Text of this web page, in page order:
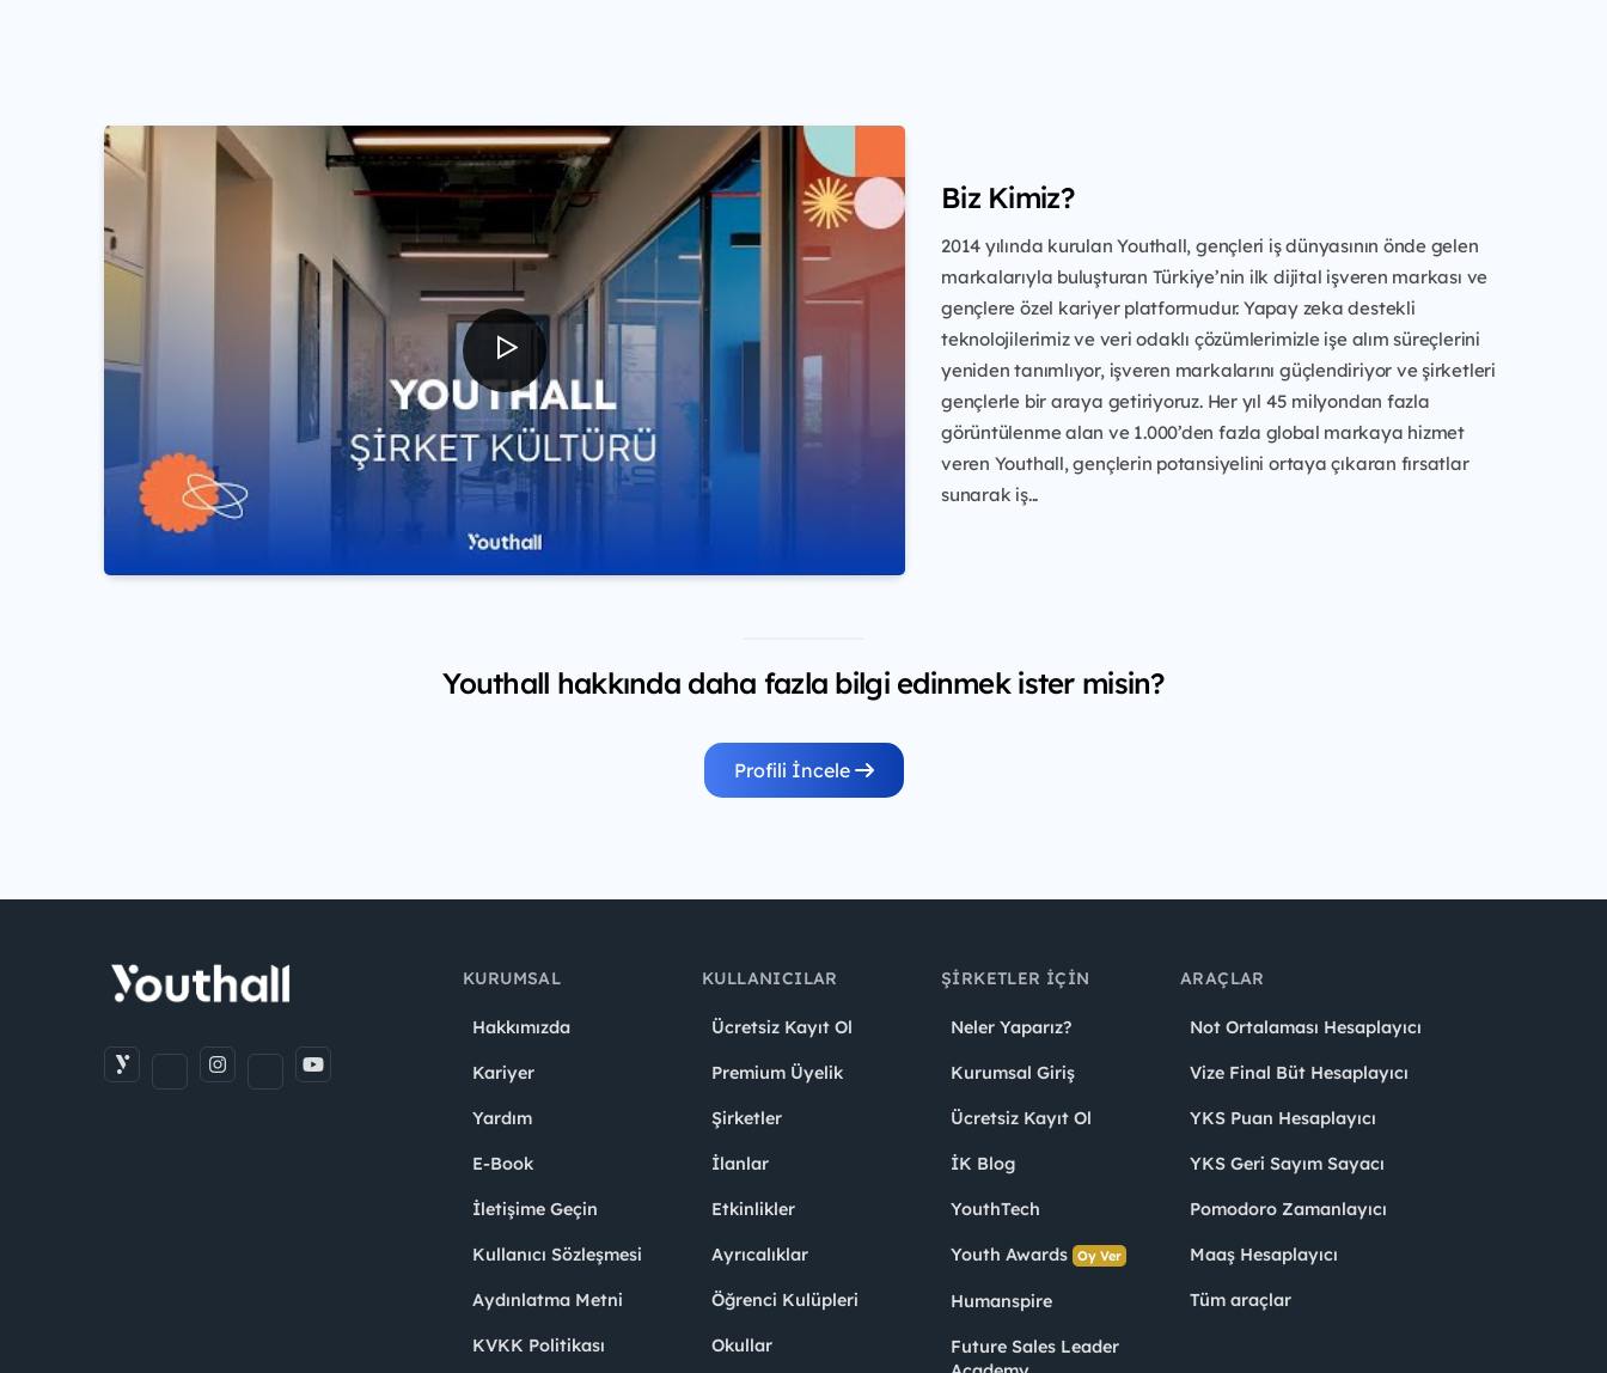
Biz Kimiz?
2014 yılında kurulan Youthall, gençleri iş dünyasının önde gelen
markalarıyla buluşturan Türkiye’nin ilk dijital işveren markası ve
gençlere özel kariyer platformudur. Yapay zeka destekli
teknolojilerimiz ve veri odaklı çözümlerimizle işe alım süreçlerini
yeniden tanımlıyor, işveren markalarını güçlendiriyor ve şirketleri
gençlerle bir araya getiriyoruz. Her yıl 45 milyondan fazla
görüntülenme alan ve 1.000’den fazla global markaya hizmet
veren Youthall, gençlerin potansiyelini ortaya çıkaran fırsatlar
sunarak iş...
Youthall hakkında daha fazla bilgi edinmek ister misin?
Profili İncele
KURUMSAL
Hakkımızda
Kariyer
Yardım
E-Book
İletişime Geçin
Kullanıcı Sözleşmesi
Aydınlatma Metni
KVKK Politikası
KULLANICILAR
Ücretsiz Kayıt Ol
Premium Üyelik
Şirketler
İlanlar
Etkinlikler
Ayrıcalıklar
Öğrenci Kulüpleri
Okullar
ŞIRKETLER İÇIN
Neler Yaparız?
Kurumsal Giriş
Ücretsiz Kayıt Ol
İK Blog
YouthTech
Youth Awards Oy Ver
Humanspire
Future Sales Leader
ARAÇLAR
Not Ortalaması Hesaplayıcı
Vize Final Büt Hesaplayıcı
YKS Puan Hesaplayıcı
YKS Geri Sayım Sayacı
Pomodoro Zamanlayıcı
Maaş Hesaplayıcı
Tüm araçlar